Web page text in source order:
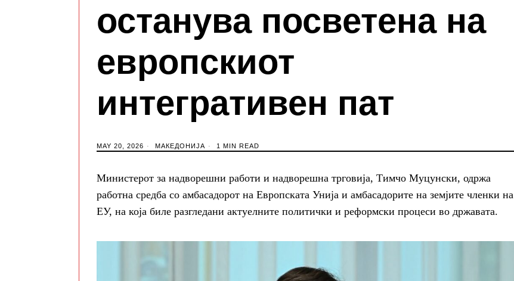
останува посветена на
европскиот
интегративен пат
MAY 20, 2026 МАКЕДОНИЈА 1 MIN READ
Министерот за надворешни работи и надворешна трговија, Тимчо Муцунски, одржа
работна средба со амбасадорот на Европската Унија и амбасадорите на земјите членки на
ЕУ, на која биле разгледани актуелните политички и реформски процеси во државата.